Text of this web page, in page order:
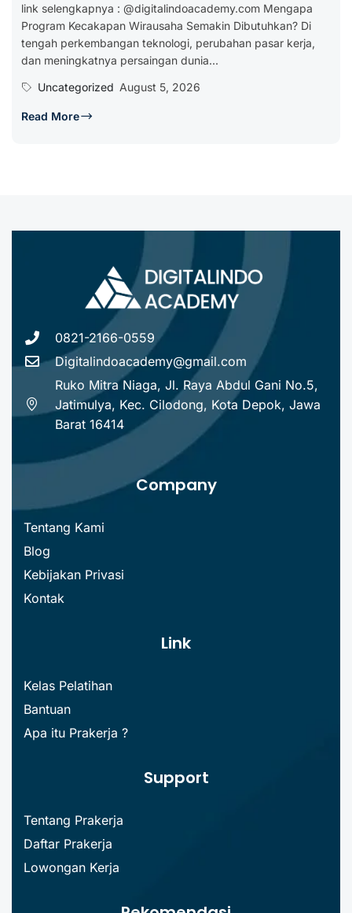
link selengkapnya : @digitalindoacademy.com Mengapa
Program Kecakapan Wirausaha Semakin Dibutuhkan? Di
tengah perkembangan teknologi, perubahan pasar kerja,
dan meningkatnya persaingan dunia...
Uncategorized August 5, 2026
Read More
0821-2166-0559
Digitalindoacademy@gmail.com
Ruko Mitra Niaga, Jl. Raya Abdul Gani No.5,
Jatimulya, Kec. Cilodong, Kota Depok, Jawa
Barat 16414
Company
Tentang Kami
Blog
Kebijakan Privasi
Kontak
Link
Kelas Pelatihan
Bantuan
Apa itu Prakerja ?
Support
Tentang Prakerja
Daftar Prakerja
Lowongan Kerja